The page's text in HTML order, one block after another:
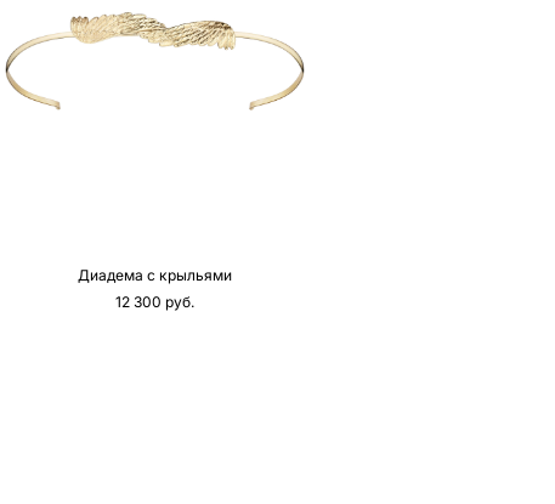
Диадема с крыльями
12 300 pуб.